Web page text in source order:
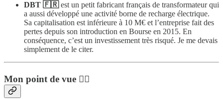
DBT 🇫🇷est un petit fabricant français de transformateur qui
a aussi développé une activité borne de recharge électrique.
Sa capitalisation est inférieure à 10 M€ et l’entreprise fait des
pertes depuis son introduction en Bourse en 2015. En
conséquence, c’est un investissement très risqué. Je me devais
simplement de le citer.
Mon point de vue 👨‍⚖️